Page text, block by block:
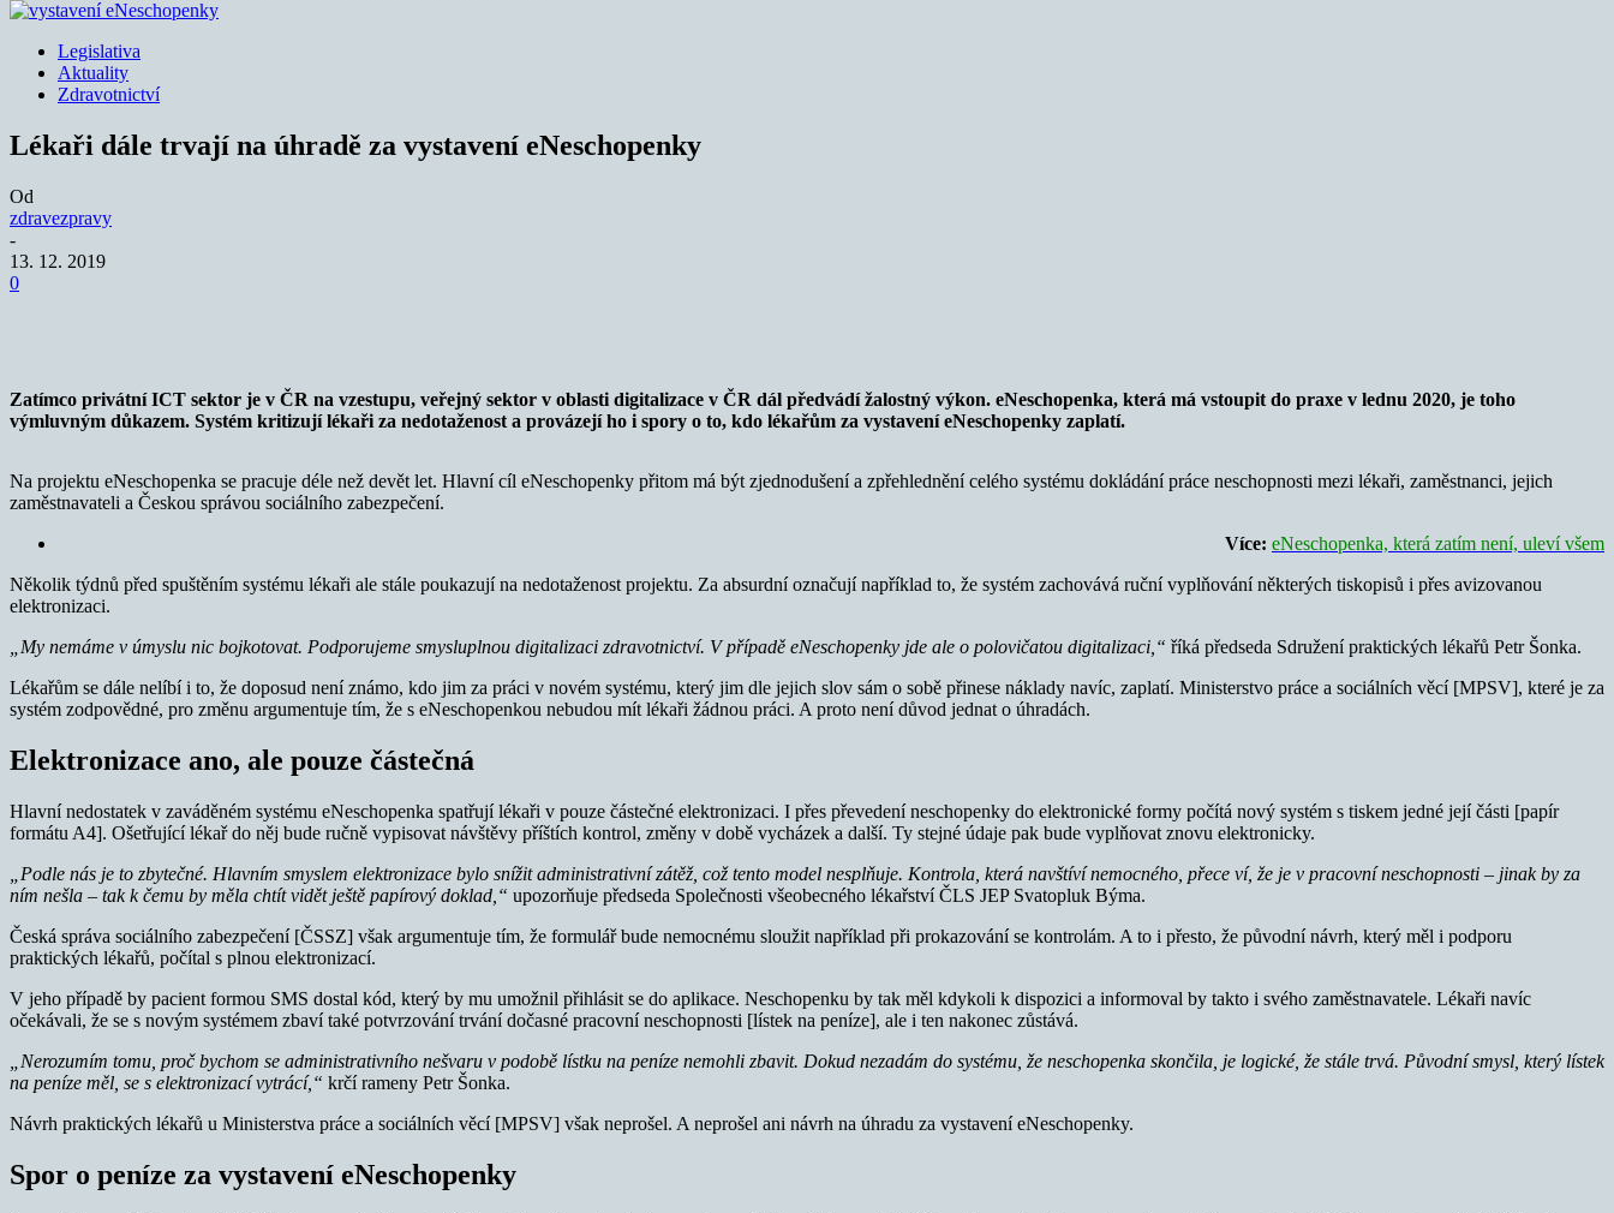
Legislativa
Aktuality
Zdravotnictví
Lékaři dále trvají na úhradě za vystavení eNeschopenky
Od
zdravezpravy
-
13. 12. 2019
0
Zatímco privátní ICT sektor je v ČR na vzestupu, veřejný sektor v oblasti digitalizace v ČR dál předvádí žalostný výkon. eNeschopenka, která má vstoupit do praxe v lednu 2020, je toho
výmluvným důkazem. Systém kritizují lékaři za nedotaženost a provázejí ho i spory o to, kdo lékařům za vystavení eNeschopenky zaplatí.
Na projektu eNeschopenka se pracuje déle než devět let. Hlavní cíl eNeschopenky přitom má být zjednodušení a zpřehlednění celého systému dokládání práce neschopnosti mezi lékaři, zaměstnanci, jejich
zaměstnavateli a Českou správou sociálního zabezpečení.
Více: eNeschopenka, která zatím není, uleví všem
Několik týdnů před spuštěním systému lékaři ale stále poukazují na nedotaženost projektu. Za absurdní označují například to, že systém zachovává ruční vyplňování některých tiskopisů i přes avizovanou
elektronizaci.
„My nemáme v úmyslu nic bojkotovat. Podporujeme smysluplnou digitalizaci zdravotnictví. V případě eNeschopenky jde ale o polovičatou digitalizaci,“ říká předseda Sdružení praktických lékařů Petr Šonka.
Lékařům se dále nelíbí i to, že doposud není známo, kdo jim za práci v novém systému, který jim dle jejich slov sám o sobě přinese náklady navíc, zaplatí. Ministerstvo práce a sociálních věcí [MPSV], které je za
systém zodpovědné, pro změnu argumentuje tím, že s eNeschopenkou nebudou mít lékaři žádnou práci. A proto není důvod jednat o úhradách.
Elektronizace ano, ale pouze částečná
Hlavní nedostatek v zaváděném systému eNeschopenka spatřují lékaři v pouze částečné elektronizaci. I přes převedení neschopenky do elektronické formy počítá nový systém s tiskem jedné její části [papír
formátu A4]. Ošetřující lékař do něj bude ručně vypisovat návštěvy příštích kontrol, změny v době vycházek a další. Ty stejné údaje pak bude vyplňovat znovu elektronicky.
„Podle nás je to zbytečné. Hlavním smyslem elektronizace bylo snížit administrativní zátěž, což tento model nesplňuje. Kontrola, která navštíví nemocného, přece ví, že je v pracovní neschopnosti – jinak by za
ním nešla – tak k čemu by měla chtít vidět ještě papírový doklad,“ upozorňuje předseda Společnosti všeobecného lékařství ČLS JEP Svatopluk Býma.
Česká správa sociálního zabezpečení [ČSSZ] však argumentuje tím, že formulář bude nemocnému sloužit například při prokazování se kontrolám. A to i přesto, že původní návrh, který měl i podporu
praktických lékařů, počítal s plnou elektronizací.
V jeho případě by pacient formou SMS dostal kód, který by mu umožnil přihlásit se do aplikace. Neschopenku by tak měl kdykoli k dispozici a informoval by takto i svého zaměstnavatele. Lékaři navíc
očekávali, že se s novým systémem zbaví také potvrzování trvání dočasné pracovní neschopnosti [lístek na peníze], ale i ten nakonec zůstává.
„Nerozumím tomu, proč bychom se administrativního nešvaru v podobě lístku na peníze nemohli zbavit. Dokud nezadám do systému, že neschopenka skončila, je logické, že stále trvá. Původní smysl, který lístek
na peníze měl, se s elektronizací vytrácí,“ krčí rameny Petr Šonka.
Návrh praktických lékařů u Ministerstva práce a sociálních věcí [MPSV] však neprošel. A neprošel ani návrh na úhradu za vystavení eNeschopenky.
Spor o peníze za vystavení eNeschopenky